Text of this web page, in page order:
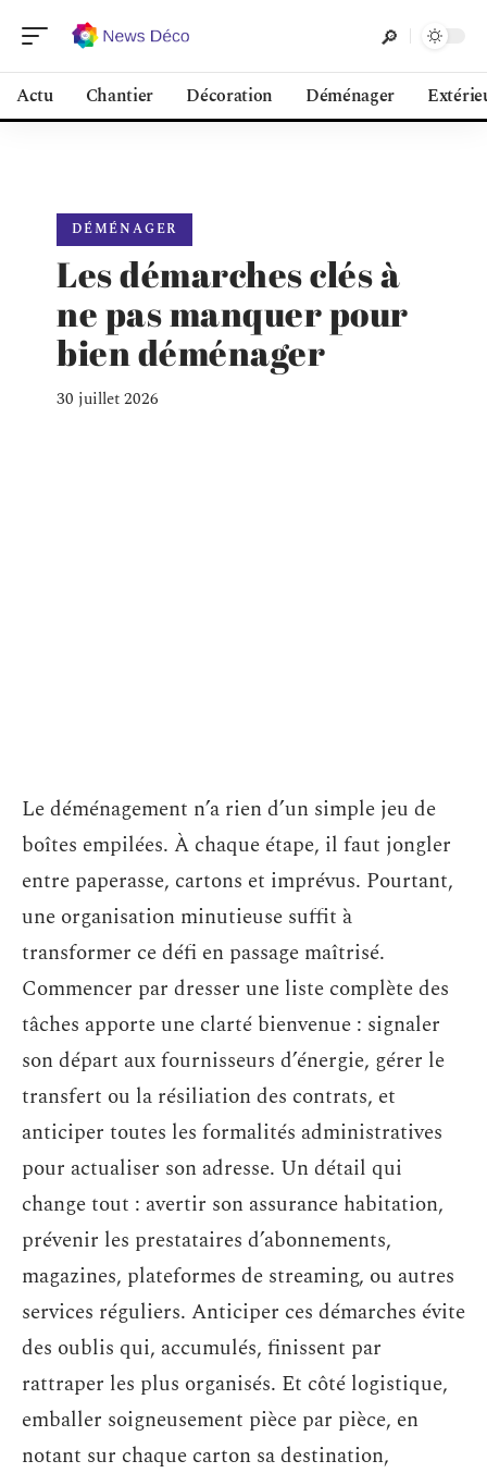
Actu Chantier Décoration Déménager
DÉMÉNAGER
Les démarches clés à
ne pas manquer pour
bien déménager
30 juillet 2026
Le déménagement n’a rien d’un simple jeu de
boîtes empilées. À chaque étape, il faut jongler
entre paperasse, cartons et imprévus. Pourtant,
une organisation minutieuse suffit à
transformer ce défi en passage maîtrisé.
Commencer par dresser une liste complète des
tâches apporte une clarté bienvenue : signaler
son départ aux fournisseurs d’énergie, gérer le
transfert ou la résiliation des contrats, et
anticiper toutes les formalités administratives
pour actualiser son adresse. Un détail qui
change tout : avertir son assurance habitation,
prévenir les prestataires d’abonnements,
magazines, plateformes de streaming, ou autres
services réguliers. Anticiper ces démarches évite
des oublis qui, accumulés, finissent par
rattraper les plus organisés. Et côté logistique,
emballer soigneusement pièce par pièce, en
notant sur chaque carton sa destination,